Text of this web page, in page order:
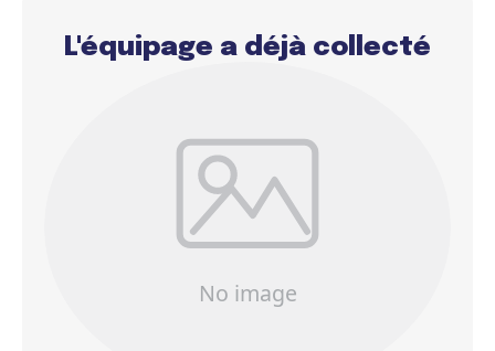
L'équipage a déjà collecté